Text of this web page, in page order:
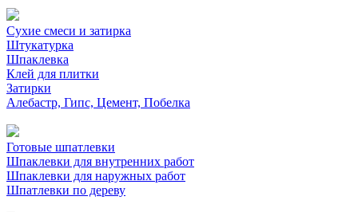
Сухие смеси и затирка
Штукатурка
Шпаклевка
Клей для плитки
Затирки
Алебастр, Гипс, Цемент, Побелка
Готовые шпатлевки
Шпаклевки для внутренних работ
Шпаклевки для наружных работ
Шпатлевки по дереву